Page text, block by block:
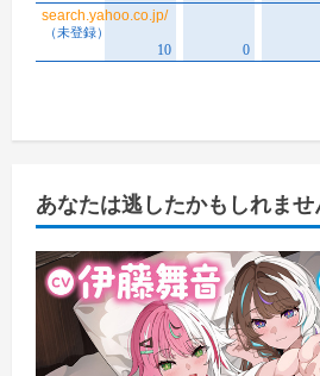
あなたは逃したかもしれませ